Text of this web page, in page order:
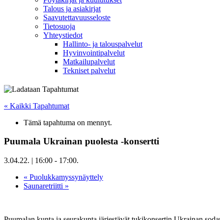
Talous ja asiakirjat
Saavutettavuusseloste
Tietosuoja
Yhteystiedot
Hallinto- ja talouspalvelut
Hyvinvointipalvelut
Matkailupalvelut
Tekniset palvelut
« Kaikki Tapahtumat
Tämä tapahtuma on mennyt.
Puumala Ukrainan puolesta -konsertti
3.04.22. | 16:00 - 17:00.
« Puolukkamyssynäyttely
Saunaretriitti »